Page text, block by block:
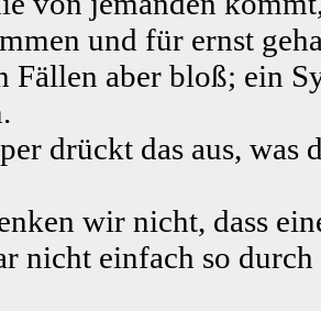
und für ernst
Fällen aber bloß; ein
drückt das aus, was
wir nicht, dass
nicht einfach so durch